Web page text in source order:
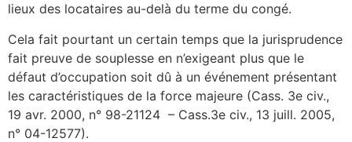
lieux des locataires au-delà du terme du congé.
Cela fait pourtant un certain temps que la jurisprudence
fait preuve de souplesse en n’exigeant plus que le
défaut d’occupation soit dû à un événement présentant
les caractéristiques de la force majeure (Cass. 3e civ.,
19 avr. 2000, n° 98-21124 – Cass.3e civ., 13 juill. 2005,
n° 04-12577).